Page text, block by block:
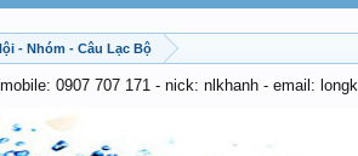
- Nhóm - Câu Lạc Bộ
0907 707 171 - nick: nlkhanh - email: